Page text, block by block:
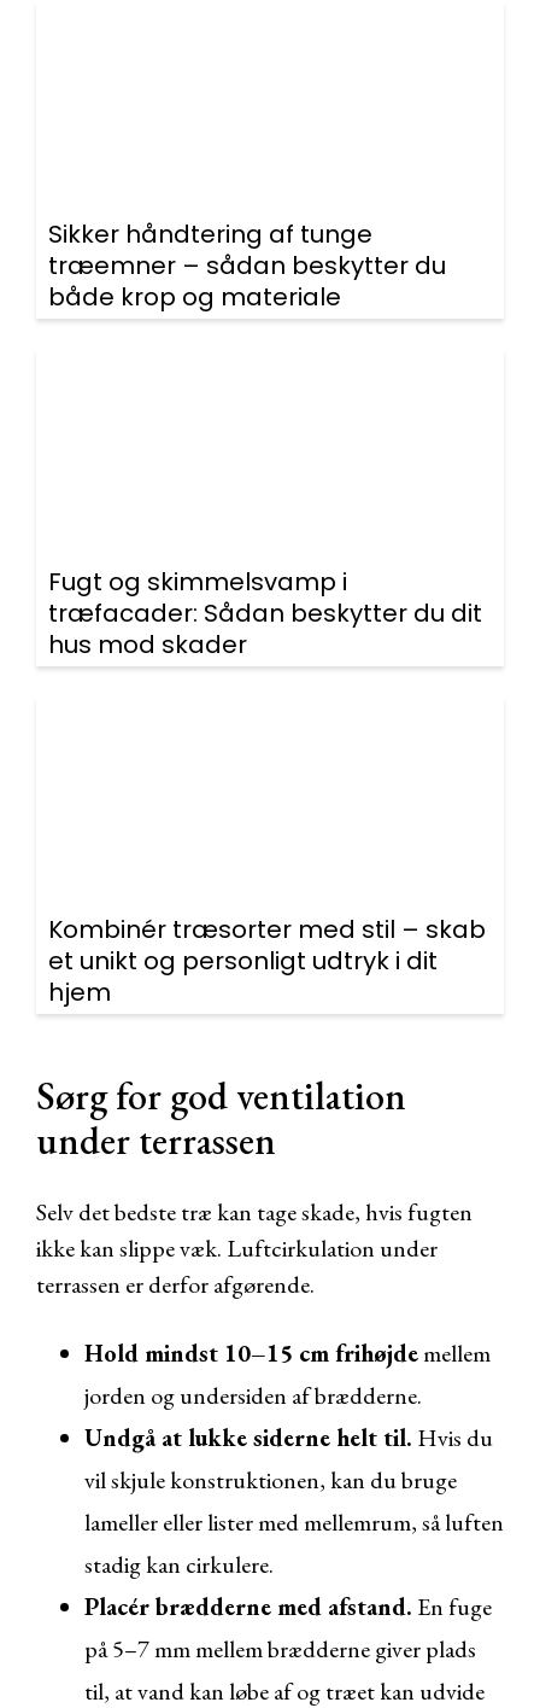
Sikker håndtering af tunge
træemner – sådan beskytter du
både krop og materiale
Fugt og skimmelsvamp i
træfacader: Sådan beskytter du dit
hus mod skader
Kombinér træsorter med stil – skab
et unikt og personligt udtryk i dit
hjem
Sørg for god ventilation
under terrassen
Selv det bedste træ kan tage skade, hvis fugten
ikke kan slippe væk. Luftcirkulation under
terrassen er derfor afgørende.
Hold mindst 10–15 cm frihøjdemellem
jorden og undersiden af brædderne.
Undgå at lukke siderne helt til. Hvis du
vil skjule konstruktionen, kan du bruge
lameller eller lister med mellemrum, så luften
stadig kan cirkulere.
Placér brædderne med afstand. En fuge
på 5–7 mm mellem brædderne giver plads
til, at vand kan løbe af og træet kan udvide